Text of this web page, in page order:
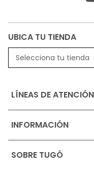
UBICA TU TIENDA
Selecciona tu tienda
LÍNEAS DE ATENCIÓN
INFORMACIÓN
Ofertas vigentes
SOBRE TUGÓ